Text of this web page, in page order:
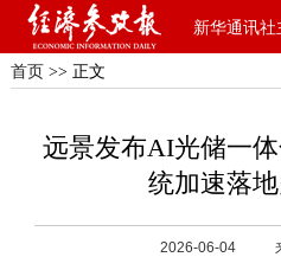
新华通讯社
首页 >> 正文
远景发布AI光储一
统加速落
2026-06-04